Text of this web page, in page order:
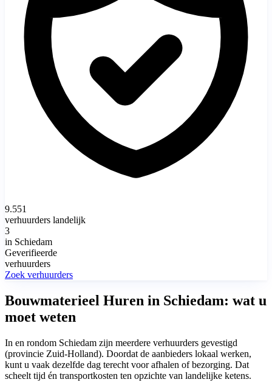
9.551
verhuurders landelijk
3
in Schiedam
Geverifieerde
verhuurders
Zoek verhuurders
Bouwmaterieel Huren in Schiedam: wat u
moet weten
In en rondom Schiedam zijn meerdere verhuurders gevestigd
(provincie Zuid-Holland). Doordat de aanbieders lokaal werken,
kunt u vaak dezelfde dag terecht voor afhalen of bezorging. Dat
scheelt tijd én transportkosten ten opzichte van landelijke ketens.